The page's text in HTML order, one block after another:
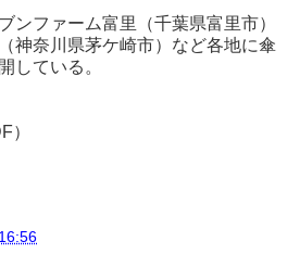
ンファーム富里（千葉県富里市）
神奈川県茅ケ崎市）など各地に傘
している。
）
16:56